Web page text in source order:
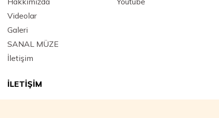
Videolar
Galeri
SANAL MÜZE
İletişim
İLETİŞİM